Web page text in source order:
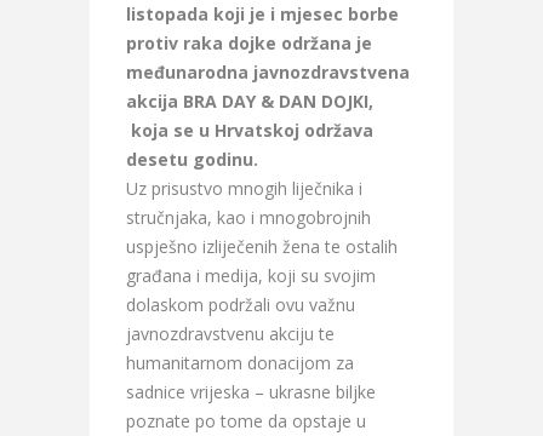
listopada koji je i mjesec borbe
protiv raka dojke održana je
međunarodna javnozdravstvena
akcija BRA DAY & DAN DOJKI,
koja se u Hrvatskoj održava
desetu godinu.
Uz prisustvo mnogih liječnika i
stručnjaka, kao i mnogobrojnih
uspješno izliječenih žena te ostalih
građana i medija, koji su svojim
dolaskom podržali ovu važnu
javnozdravstvenu akciju te
humanitarnom donacijom za
sadnice vrijeska – ukrasne biljke
poznate po tome da opstaje u